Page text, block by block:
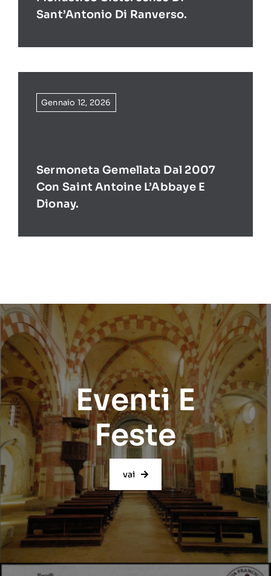
Sant’Antonio Di Ranverso.
Gennaio 12, 2026
Sermoneta Gemellata Dal 2007
Con Saint Antoine L’Abbaye E
Dionay.
Eventi E
Feste
vai